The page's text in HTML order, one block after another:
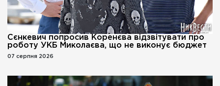
Сєнкевич попросив Коренєва відзвітувати про
роботу УКБ Миколаєва, що не виконує бюджет
07 серпня 2026